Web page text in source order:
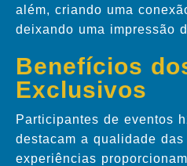
além, criando uma
deixando uma impressão
Benefícios
Exclusivos
Participantes de eventos
destacam a qualidade
experiências